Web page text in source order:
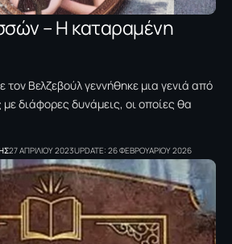
– Η καταραμένη
τον Βελζεβούλ γεννήθηκε μια γενιά από
με διάφορες δυνάμεις, οι οποίες θα
27 ΑΠΡΙΛΙΟΥ 2023UPDATE: 26 ΦΕΒΡΟΥΑΡΙΟΥ 2026